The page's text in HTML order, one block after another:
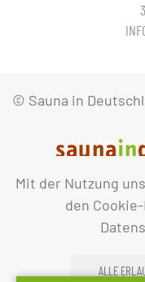
Mit der Nutzung
den
ALLE
© Sauna in